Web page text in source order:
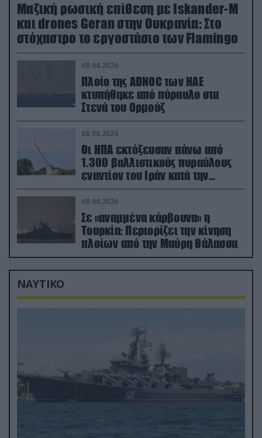
Μαζική ρωσική επίθεση με Iskander-M
και drones Geran στην Ουκρανία: Στο
στόχαστρο το εργοστάσιο των Flamingo
08.08.2026
Πλοίο της ADNOC των ΗΑΕ
κτυπήθηκε από πύραυλο στα
Στενά του Ορμούζ
08.08.2026
Οι ΗΠΑ εκτόξευσαν πάνω από
1.300 βαλλιστικούς πυραύλους
εναντίον του Ιράν κατά την
διάρκεια του πολέμου
08.08.2026
Σε «αναμμένα κάρβουνα» η
Τουρκία: Περιορίζει την κίνηση
πλοίων από την Μαύρη Θάλασσα
ΝΑΥΤΙΚΟ